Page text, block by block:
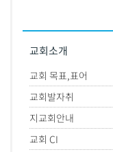
교회소개
교회 목표,표어
교회발자취
지교회안내
교회 CI